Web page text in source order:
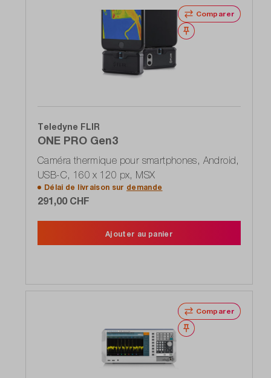
Comparer
Noter
Teledyne FLIR
ONE PRO Gen3
Caméra thermique pour smartphones, Android,
USB-C, 160 x 120 px, MSX
Délai de livraison sur demande
291,00 CHF
Ajouter au panier
Comparer
Noter